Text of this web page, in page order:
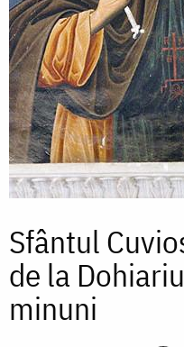
Sfântul
de la
minuni